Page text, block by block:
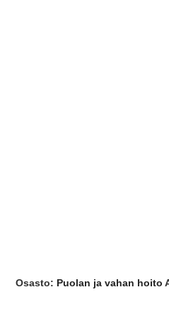
Osasto: Puolan ja vahan hoito